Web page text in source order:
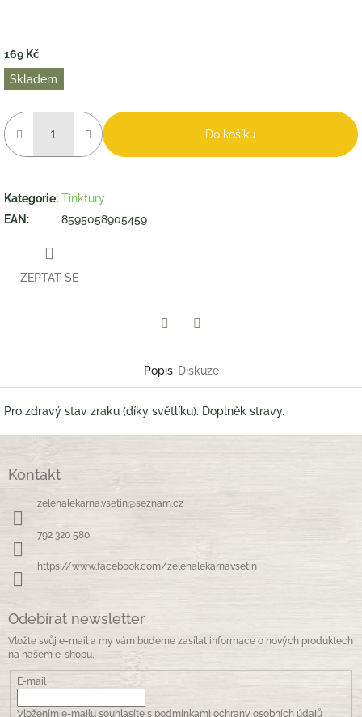
169 Kč
Měrná
cena:
Skladem
Do košíku
Kategorie: Tinktury
EAN : 8595058905459
ZEPTAT SE
Popis Diskuze
Pro zdravý stav zraku (díky světlíku). Doplněk stravy.
Kontakt
zelenalekarna.vsetin@seznam.cz
792 320 580
https://www.facebook.com/zelenalekarnavsetin
Odebírat newsletter
Vložte svůj e-mail a my vám budeme zasílat informace o nových produktech
na našem e-shopu.
E-mail
Vložením e-mailu souhlasíte s podmínkami ochrany osobních údajů